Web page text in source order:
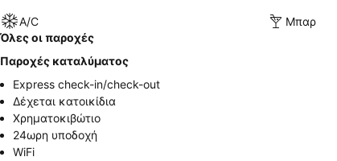
A/C
Μπαρ
Όλες οι παροχές
Παροχές καταλύματος
Express check-in/check-out
Δέχεται κατοικίδια
Χρηματοκιβώτιο
24ωρη υποδοχή
WiFi